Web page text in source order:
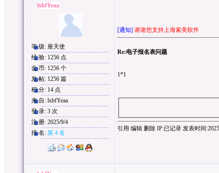
lxbfYeaa
等 级: 座天使
经 验: 1256 点
金 币: 1256 个
发 帖: 1256 篇
积 分: 14 点
来 自: lxbfYeaa
登 录: 3 次
注 册: 2025/9/4
排 名: 第 4 名
[通知] 谢谢您支持上海索美软件
Re:电子报名表问题
1*1
引用 编辑 删除 IP:已记录 发表时间